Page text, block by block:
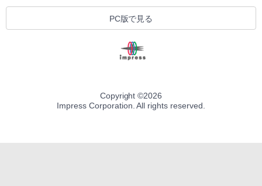
PC版で見る
Copyright ©2026
Impress Corporation. All rights reserved.